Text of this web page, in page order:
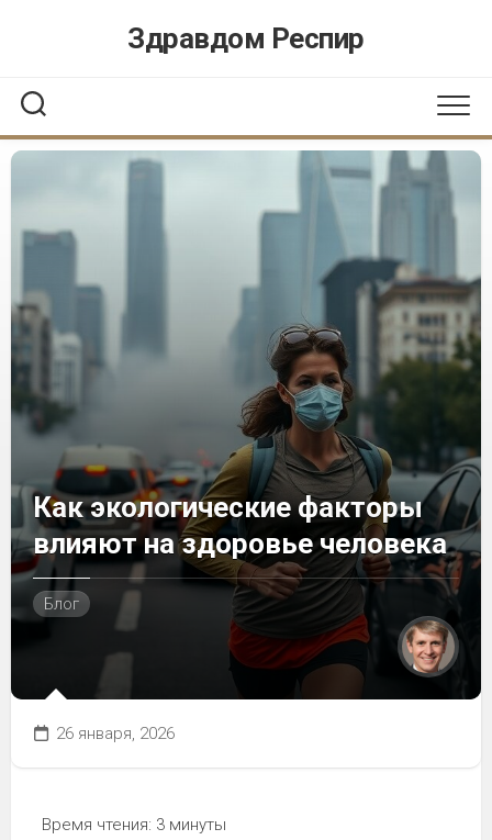
Здравдом Респир
Как экологические факторы
влияют на здоровье человека
Блог
26 января, 2026
Время чтения: 3 минуты